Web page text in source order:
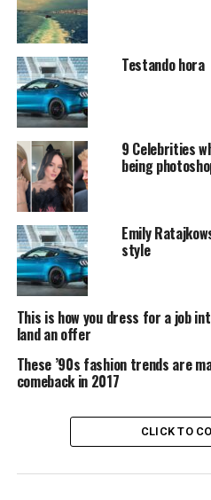
corporis suscipit laboriosam,
commodi consequatur.
At vero eos et accusamus et
ducimus qui blanditiis
atque corrupti quos dolores
in culpa qui officia deserunt
laborum et dolorum fuga.
“Duis aute
reprehenderit
velit esse
fugiat”
Quis autem vel eum iure
voluptate velit esse quam
Temporibus autem
Testando hora
9 Celebrities
being
Emily
style
This is how you dress for a job
land an offer
These ’90s fashion trends are
comeback in 2017
CLICK TO